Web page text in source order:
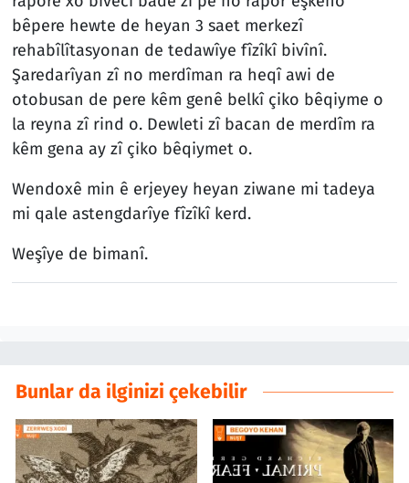
bêpere hewte de heyan 3 saet merkezî
rehabîlîtasyonan de tedawîye fîzîkî bivînî.
Şaredarîyan zî no merdîman ra heqî awi de
otobusan de pere kêm genê belkî çiko bêqiyme o
la reyna zî rind o. Dewleti zî bacan de merdîm ra
kêm gena ay zî çiko bêqiymet o.
Wendoxê min ê erjeyey heyan ziwane mi tadeya
mi qale astengdarîye fîzîkî kerd.
Weşîye de bimanî.
Bunlar da ilginizi çekebilir